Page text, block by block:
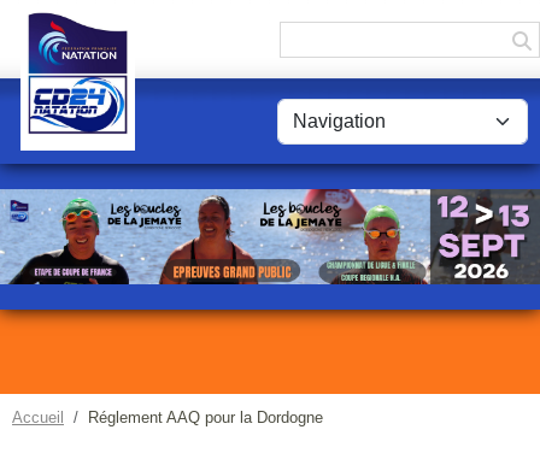
Accueil Réglement AAQ pour la Dordogne
Panneau de gestion des cookies